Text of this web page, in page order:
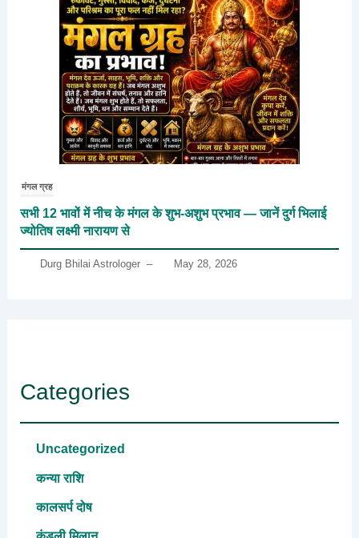
मंगल ग्रह
सभी 12 भावों में नीच के मंगल के शुभ-अशुभ प्रभाव — जानें दुर्ग भिलाई
ज्योतिष लक्ष्मी नारायण से
Durg Bhilai Astrologer – May 28, 2026
Categories
Uncategorized
कन्या राशि
कालसर्प दोष